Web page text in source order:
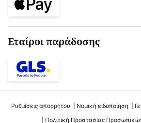
Εταίροι παράδοσης
Ρυθμίσεις απορρήτου Νομική ειδοποίηση
Πολιτική Προστασίας